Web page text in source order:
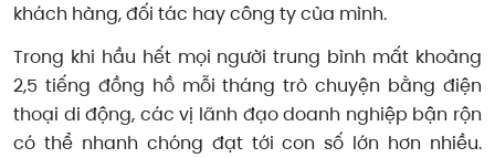
khách hàng, đối tác hay công ty của mình.
Trong khi hầu hết mọi người trung bình mất khoảng
2,5 tiếng đồng hồ mỗi tháng trò chuyện bằng điện
thoại di động, các vị lãnh đạo doanh nghiệp bận rộn
có thể nhanh chóng đạt tới con số lớn hơn nhiều.